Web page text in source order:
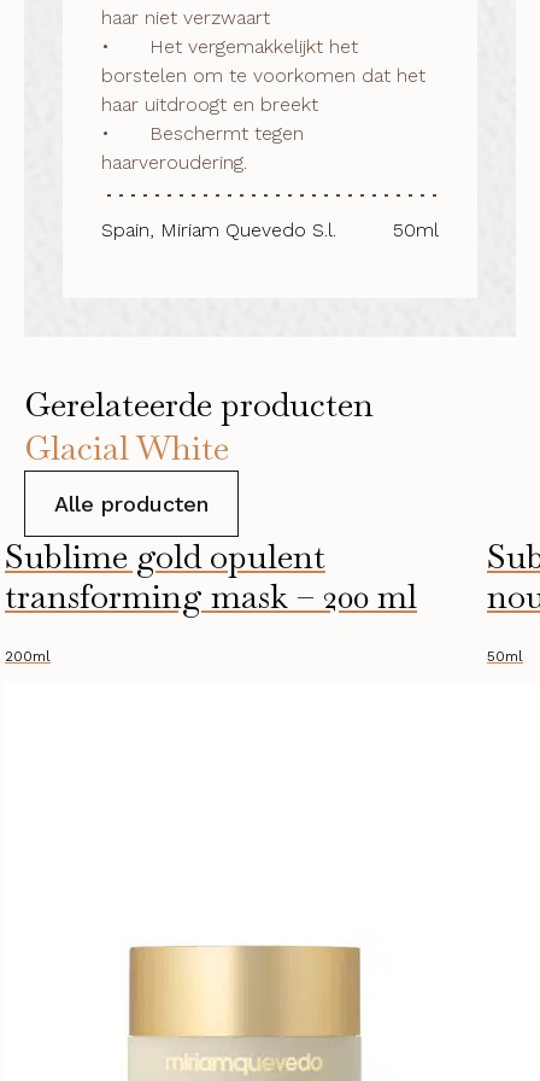
Gerelateerde producten
Glacial White
Alle producten
Sublime gold opulent
transforming mask – 200 ml
200ml 50ml
haar niet verzwaart
•	Het vergemakkelijkt het
borstelen om te voorkomen dat het
haar uitdroogt en breekt
•	Beschermt tegen
haarveroudering.
Spain, Miriam Quevedo S.l. 50ml